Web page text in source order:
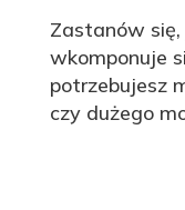
Zastanów
wkomponuje
potrzebujesz
czy dużego